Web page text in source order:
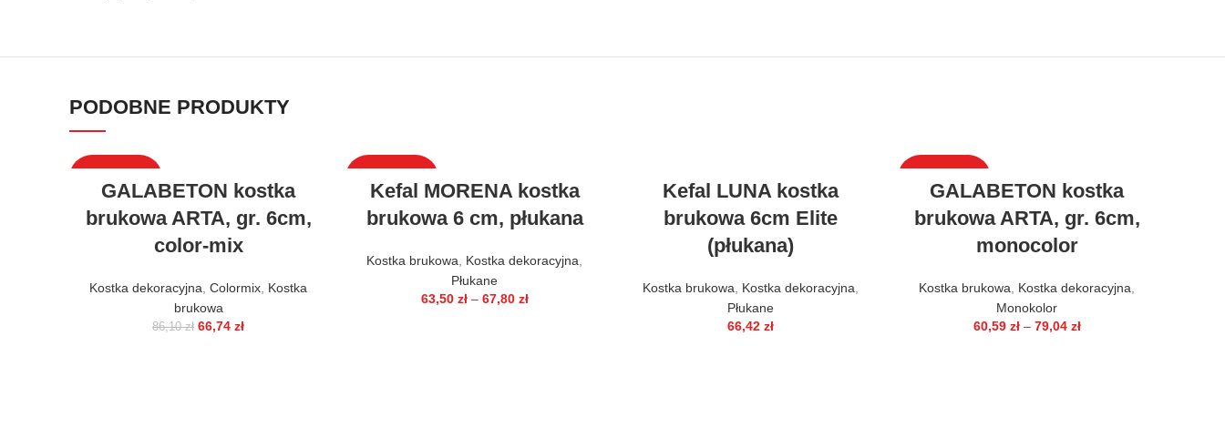
PODOBNE PRODUKTY
GALABETON kostka
brukowa ARTA, gr. 6cm,
color-mix
Kostka dekoracyjna Colormix Kostka
brukowa
86,10zł 66,74 zł
Kefal MORENA kostka
brukowa 6 cm, płukana
Kostka brukowa Kostka dekoracyjna
Płukane
63,50 zł – 67,80 zł
Kefal LUNA kostka
brukowa 6cm Elite
(płukana)
Kostka brukowa Kostka dekoracyjna
Płukane
66,42 zł
GALABETON kostka
brukowa ARTA, gr. 6cm,
monocolor
Kostka brukowa Kostka dekoracyjna
Monokolor
60,59 zł – 79,04 zł